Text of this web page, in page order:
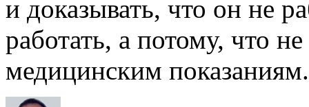
и доказывать, что он не
работать, а потому, что
медицинским показаниям.